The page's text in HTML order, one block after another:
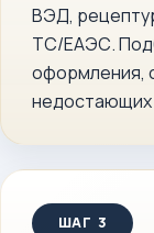
ВЭД,
ТС/ЕАЭС.
оформления,
недостающих